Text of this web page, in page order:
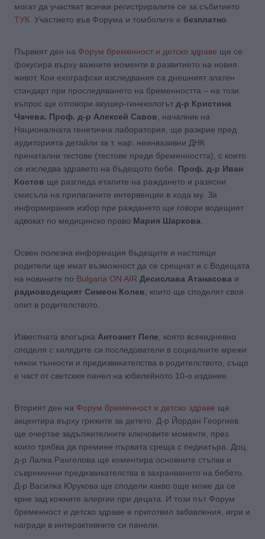
могат да участват всички регистриралите се за събитието
ТУК. Участието във Форума и томболите е безплатно.
Първият ден на Форум бременност и детско здраве ще се
фокусира върху важните моменти в развитието на новия
живот. Кои ехографски изследвания са днешният златен
стандарт при проследяването на бременността – на този
въпрос ще отговори акушер-гинекологът д-р Кристина
Чачева. Проф. д-р Алексей Савов, началник на
Националната генетична лаборатория, ще разкрие пред
аудиторията детайли за т. нар. неинвазивни ДНК
пренатални тестове (тестове преди бременността), с които
се изследва здравето на бъдещото бебе. Проф. д-р Иван
Костов ще разгледа етапите на раждането и разясни
смисъла на прилаганите интервенции в хода му. За
информирания избор при раждането ще говори водещият
адвокат по медицинско право Мария Шаркова.
Освен полезна информация бъдещите и настоящи
родители ще имат възможност да се срещнат и с Водещата
на новините по Bulgaria ON AIR Десислава Атанасова и
радиоводещият Симеон Колев, които ще споделят своя
опит в родителството.
Известната влогърка Антоанет Пепе, която всекидневно
споделя с хилядите си последователи в социалните мрежи
някои тънкости и предизвикателства в родителството, също
е част от светския панел на юбилейното 10-о издание.
Вторият ден на Форум бременност и детско здраве ще
акцентира върху грижите за детето. Д-р Йордан Георгиев
ще очертае задължителните ключовите моменти, през
които трябва да премине първата среща с педиатъра. Доц.
д-р Лалка Рангелова ще коментира основните стъпки и
съвременни предизвикателства в захранването на бебето.
Д-р Василка Юрукова ще сподели какво още може да се
крие зад кожните алергии при децата. И този път Форум
бременност и детско здраве е приготвил забавления, игри и
награди в интерактивните си панели.